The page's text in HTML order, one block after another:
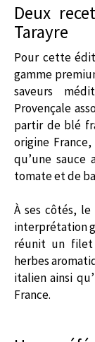
Deux
Tarayre
Pour cette
gamme
saveurs
Provençale
partir de blé
origine
qu’une sauce
tomate et de
À ses côtés, le
interprétation
réunit un
herbes
italien ainsi
France.